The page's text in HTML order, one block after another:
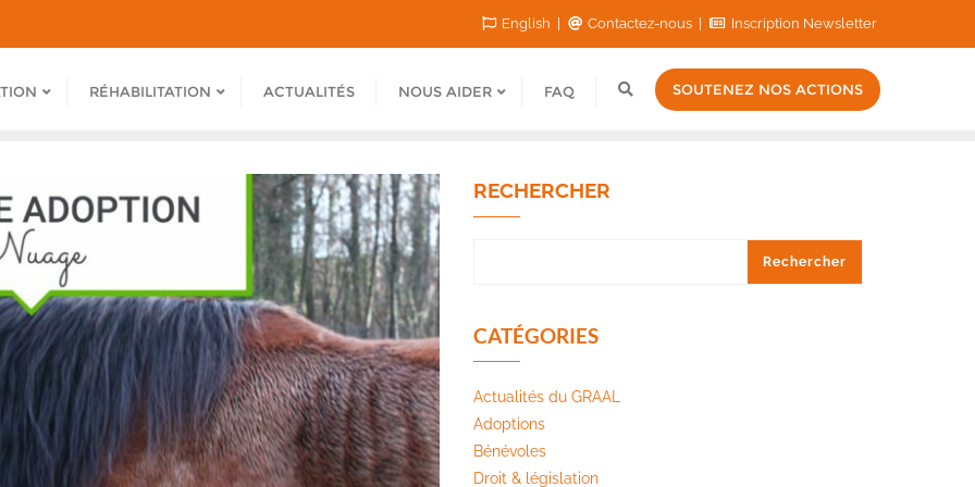
English Contactez-nous Inscription Newsletter
RÉHABILITATION ACTUALITÉS NOUS AIDER FAQ SOUTENEZ NOS ACTIONS
RECHERCHER
Rechercher
CATÉGORIES
Actualités du GRAAL
Adoptions
Bénévoles
Droit & législation